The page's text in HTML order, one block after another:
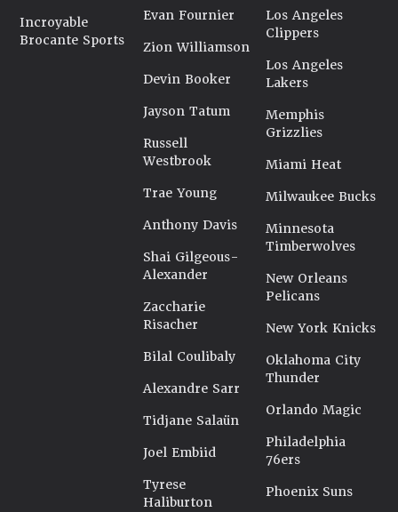
Incroyable
Brocante Sports
Evan Fournier
Zion Williamson
Devin Booker
Jayson Tatum
Russell
Westbrook
Trae Young
Anthony Davis
Shai Gilgeous-
Alexander
Zaccharie
Risacher
Bilal Coulibaly
Alexandre Sarr
Tidjane Salaün
Joel Embiid
Tyrese
Haliburton
Los Angeles
Clippers
Los Angeles
Lakers
Memphis
Grizzlies
Miami Heat
Milwaukee Bucks
Minnesota
Timberwolves
New Orleans
Pelicans
New York Knicks
Oklahoma City
Thunder
Orlando Magic
Philadelphia
76ers
Phoenix Suns